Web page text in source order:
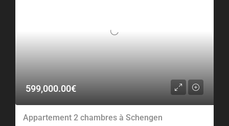
599,000.00€
Appartement 2 chambres à Schengen